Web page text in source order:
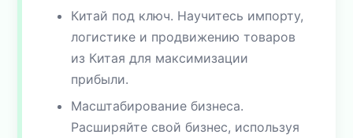
Китай под ключ. Научитесь импорту,
логистике и продвижению товаров
из Китая для максимизации
прибыли.
Масштабирование бизнеса.
Расширяйте свой бизнес, используя